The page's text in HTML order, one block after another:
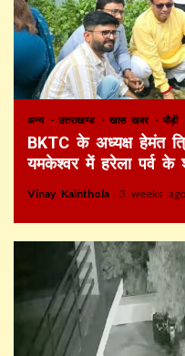
अन्य उत्तराखण्ड खास खबर पौड़ी
BKTC के अध्यक्ष हेमंत
यमकेश्वर में हरेला पर्व के
Vinay Kainthola 3 weeks ago